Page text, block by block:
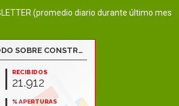
(promedio diario durante último mes